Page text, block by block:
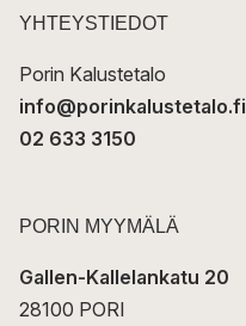
t
YHTEYSTIEDOT
Porin Kalustetalo
info@porinkalustetalo.fi
02 633 3150
PORIN MYYMÄLÄ
Gallen-Kallelankatu 20
28100 PORI